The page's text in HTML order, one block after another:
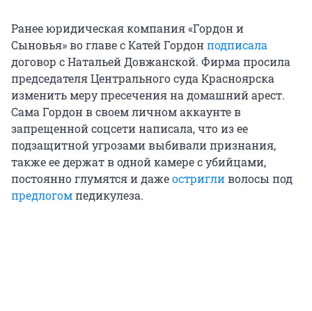
Ранее юридическая компания «Гордон и
Сыновья» во главе с Катей Гордонподписала
договор с Натальей Довжанской. Фирма просила
председателя Центрального суда Красноярска
изменить меру пресечения на домашний арест.
Сама Гордон в своем личном аккаунте в
запрещенной соцсети написала, что из ее
подзащитной угрозами выбивали признания,
также ее держат в одной камере с убийцами,
постоянно глумятся и дажеостригливолосы под
предлогомпедикулеза.